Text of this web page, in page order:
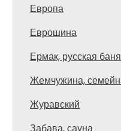
Европа
Еврошина
Ермак, русская баня
Жемчужина,
Журавский